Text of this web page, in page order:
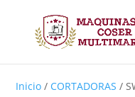
Inicio / CORTADORAS /